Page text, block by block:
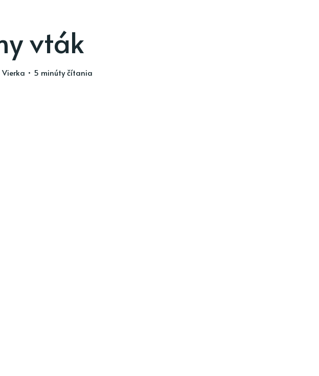
vták
Vierka • 5 minúty čítania